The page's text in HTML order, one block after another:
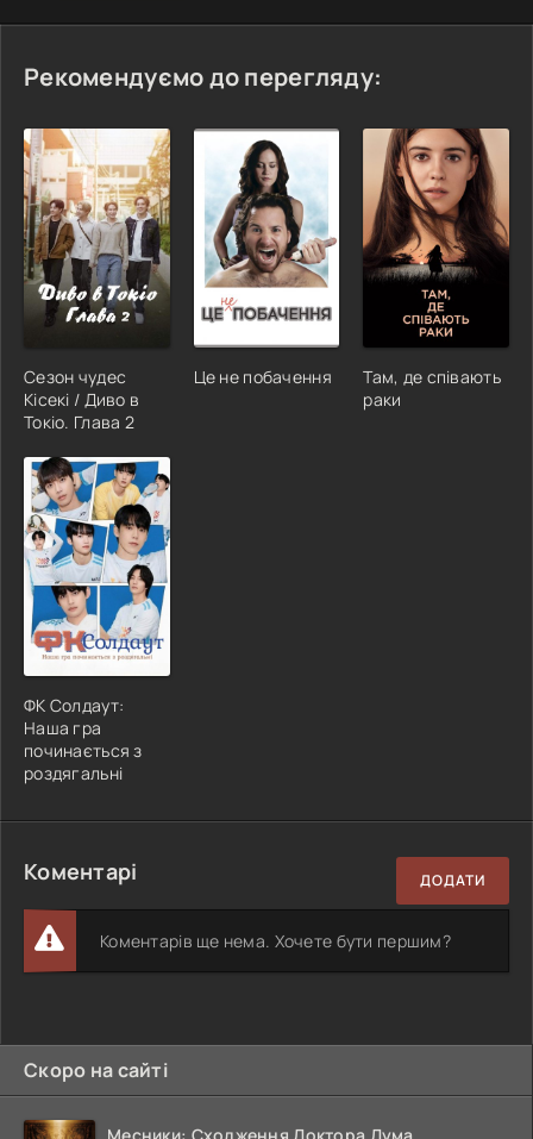
Рекомендуємо до перегляду:
Сезон чудес
Кісекі / Диво в
Токіо. Глава 2
Це не побачення
Там, де співають
раки
ФК Солдаут:
Наша гра
починається з
роздягальні
Коментарі ДОДАТИ
Коментарів ще нема. Хочете бути першим?
Скоро на сайті